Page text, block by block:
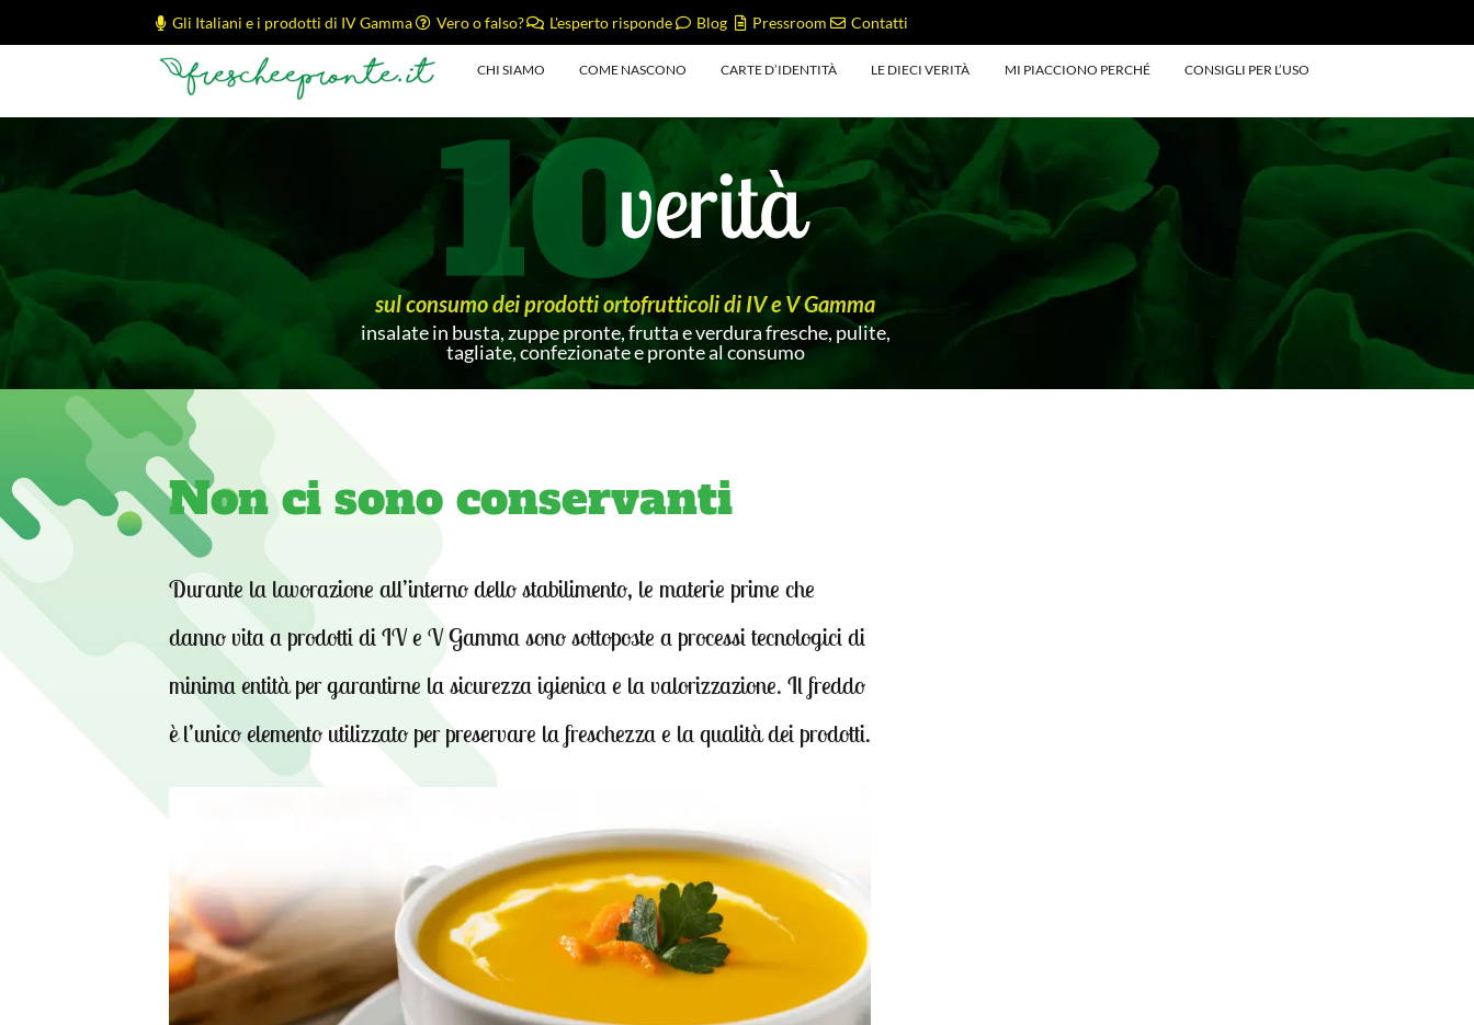
Gli Italiani e i prodotti di IV Gamma Vero o falso? L'esperto risponde Blog Pressroom Contatti
CHI SIAMO COME NASCONO CARTE D’IDENTITÀ LE DIECI VERITÀ MI PIACCIONO PERCHÉ CONSIGLI PER L’USO
sul consumo dei prodotti ortofrutticoli di IV e V Gamma
insalate in busta, zuppe pronte, frutta e verdura fresche, pulite,
tagliate, confezionate e pronte al consumo
Non ci sono conservanti
Durante la lavorazione all’interno dello stabilimento, le materie prime che
danno vita a prodotti di IV e V Gamma sono sottoposte a processi tecnologici di
minima entità per garantirne la sicurezza igienica e la valorizzazione. Il freddo
è l’unico elemento utilizzato per preservare la freschezza e la qualità dei prodotti.